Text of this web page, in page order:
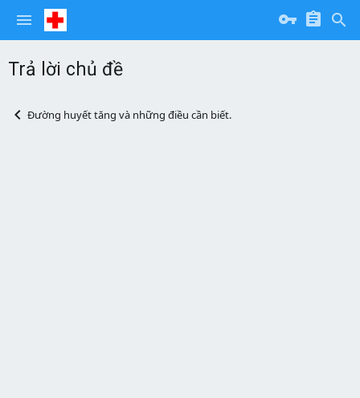
Trả lời chủ đề
Đường huyết tăng và những điều cần biết.